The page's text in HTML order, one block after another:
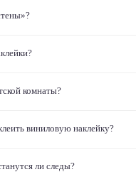
комнаты?
виниловую наклейку?
ли следы?